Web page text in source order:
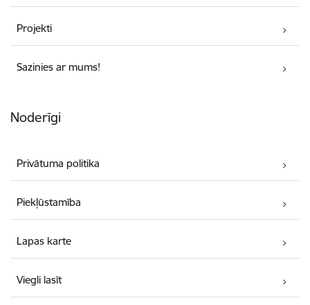
Projekti
Sazinies ar mums!
Noderīgi
Privātuma politika
Piekļūstamība
Lapas karte
Viegli lasīt